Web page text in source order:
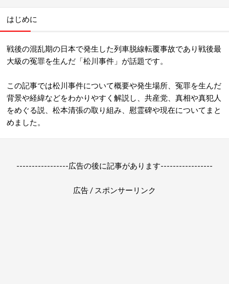
はじめに
戦後の混乱期の日本で発生した列車脱線転覆事故であり戦後最
大級の冤罪を生んだ「松川事件」が話題です。
この記事では松川事件について概要や発生場所、冤罪を生んだ
背景や経緯などをわかりやすく解説し、共産党、真相や真犯人
をめぐる説、松本清張の取り組み、慰霊碑や現在についてまと
めました。
-----------------広告の後に記事があります-----------------
広告 / スポンサーリンク